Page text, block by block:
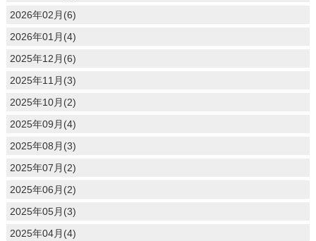
2026年02月(6)
2026年01月(4)
2025年12月(6)
2025年11月(3)
2025年10月(2)
2025年09月(4)
2025年08月(3)
2025年07月(2)
2025年06月(2)
2025年05月(3)
2025年04月(4)